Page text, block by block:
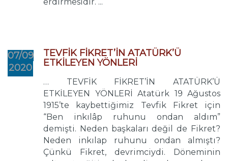
07/09
2020
TEVFİK FİKRET’İN ATATÜRK’Ü
ETKİLEYEN YÖNLERİ
… TEVFİK FİKRET’İN ATATÜRK’Ü
ETKİLEYEN YÖNLERİ Atatürk 19 Ağustos
1915’te kaybettiğimiz Tevfik Fikret için
“Ben inkılâp ruhunu ondan aldım”
demişti. Neden başkaları değil de Fikret?
Neden inkılap ruhunu ondan almıştı?
Çünkü Fikret, devrimciydi. Döneminin